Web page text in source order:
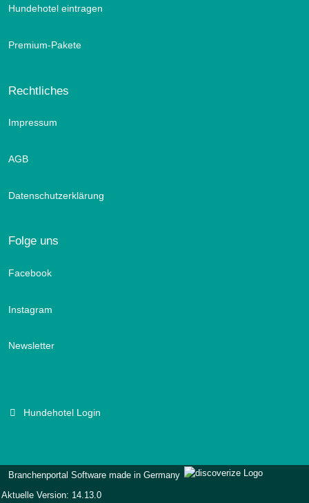
Hundehotel eintragen
Premium-Pakete
Rechtliches
Impressum
AGB
Datenschutzerklärung
Folge uns
Facebook
Instagram
Newsletter
Hundehotel Login
Branchenportal Software made in Germany
Aktuelle Version: 14.13.0